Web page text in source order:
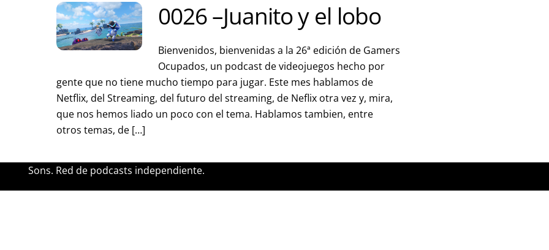
0026 –Juanito y el lobo
Bienvenidos, bienvenidas a la 26ª edición de Gamers
Ocupados, un podcast de videojuegos hecho por
gente que no tiene mucho tiempo para jugar. Este mes hablamos de
Netflix, del Streaming, del futuro del streaming, de Neflix otra vez y, mira,
que nos hemos liado un poco con el tema. Hablamos tambien, entre
otros temas, de […]
Sons. Red de podcasts independiente.